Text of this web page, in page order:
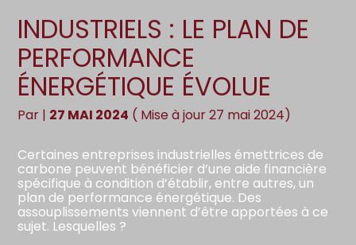
INDUSTRIELS : LE PLAN DE
PERFORMANCE
ÉNERGÉTIQUE ÉVOLUE
Par | 27 MAI 2024 ( Mise à jour 27 mai 2024)
Certaines entreprises industrielles émettrices de
carbone peuvent bénéficier d’une aide financière
spécifique à condition d’établir, entre autres, un
plan de performance énergétique. Des
assouplissements viennent d’être apportées à ce
sujet. Lesquelles ?